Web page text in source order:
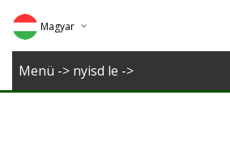
Magyar
Deutsch
Menü -> nyisd le ->